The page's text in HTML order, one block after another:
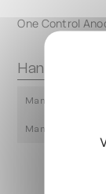
One Control
Handbücher
Manual (CZ)
Manual (NL)